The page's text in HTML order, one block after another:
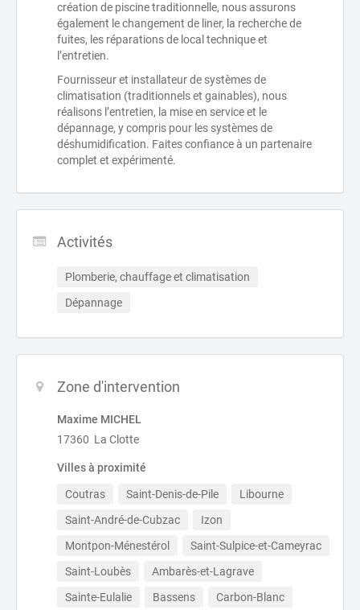
création de piscine traditionnelle, nous assurons
également le changement de liner, la recherche de
fuites, les réparations de local technique et
l’entretien.
Fournisseur et installateur de systèmes de
climatisation (traditionnels et gainables), nous
réalisons l’entretien, la mise en service et le
dépannage, y compris pour les systèmes de
déshumidification. Faites confiance à un partenaire
complet et expérimenté.
Activités
Plomberie, chauffage et climatisation
Dépannage
Zone d'intervention
Maxime MICHEL
17360 La Clotte
Villes à proximité
Coutras Saint-Denis-de-Pile
Libourne
Saint-André-de-Cubzac
Izon
Montpon-Ménestérol
Saint-Sulpice-et-Cameyrac
Saint-Loubès
Ambarès-et-Lagrave
Sainte-Eulalie
Bassens Carbon-Blanc